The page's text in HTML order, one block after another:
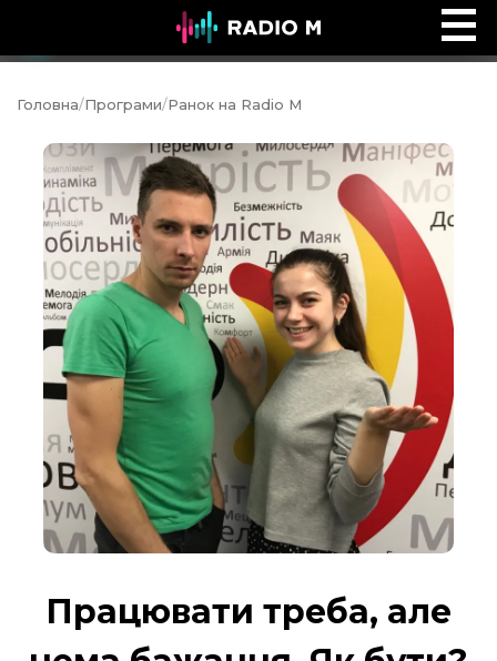
Ефір Radio M
Головна/Програми/Ранок на Radio M
Працювати треба, але